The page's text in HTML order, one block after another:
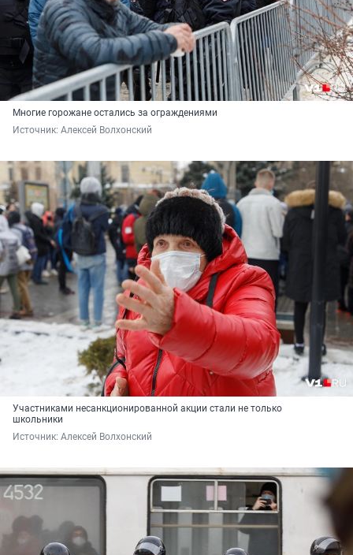
Многие горожане остались за ограждениями
Источник: Алексей Волхонский
Участниками несанкционированной акции стали не только
школьники
Источник: Алексей Волхонский